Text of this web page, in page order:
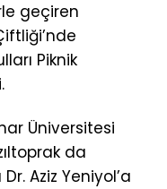
geçiren
Piknik
Üniversitesi
da
Aziz Yeniyol’a